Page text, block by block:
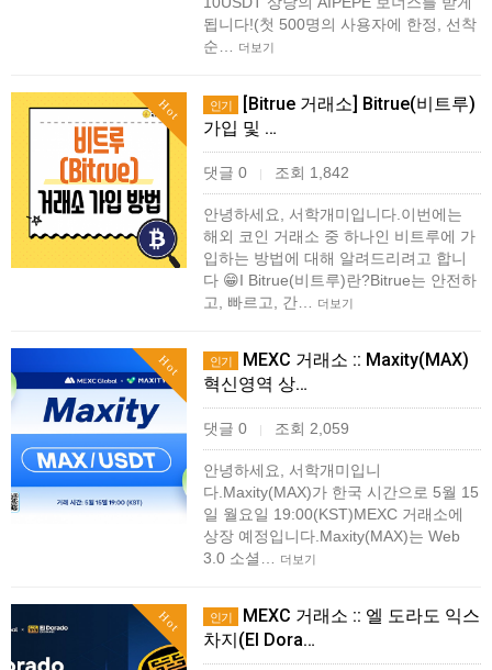
됩니다!(첫 500명의 사용자에 한정, 선착
순…
더보기
Hot 인기
[Bitrue 거래소] Bitrue(비트루)
가입 및 …
댓글 0 | 조회 1,842
안녕하세요, 서학개미입니다.이번에는
해외 코인 거래소 중 하나인 비트루에 가
입하는 방법에 대해 알려드리려고 합니
다 😁I Bitrue(비트루)란?Bitrue는 안전하
고, 빠르고, 간…
더보기
Hot 인기
MEXC 거래소 :: Maxity(MAX)
혁신영역 상…
댓글 0 | 조회 2,059
안녕하세요, 서학개미입니
다.Maxity(MAX)가 한국 시간으로 5월 15
일 월요일 19:00(KST)MEXC 거래소에
상장 예정입니다.​Maxity(MAX)는 Web
3.0 소셜…
더보기
Hot 인기
MEXC 거래소 :: 엘 도라도 익스
차지(El Dora…